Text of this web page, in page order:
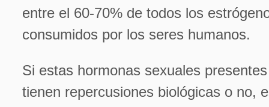
entre el 60-70% de todos los
consumidos por los seres humanos.
Si estas hormonas sexuales
tienen repercusiones biológicas o no,